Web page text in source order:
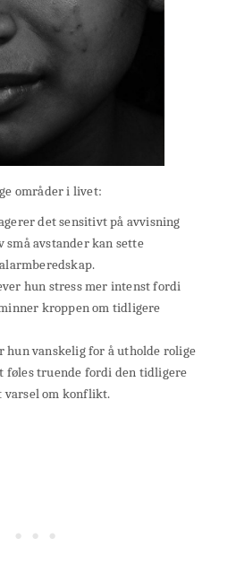
områder i livet:
det sensitivt på avvisning
små avstander kan sette
hun stress mer intenst fordi
kroppen om tidligere
hun vanskelig for å utholde rolige
føles truende fordi den tidligere
om konflikt.